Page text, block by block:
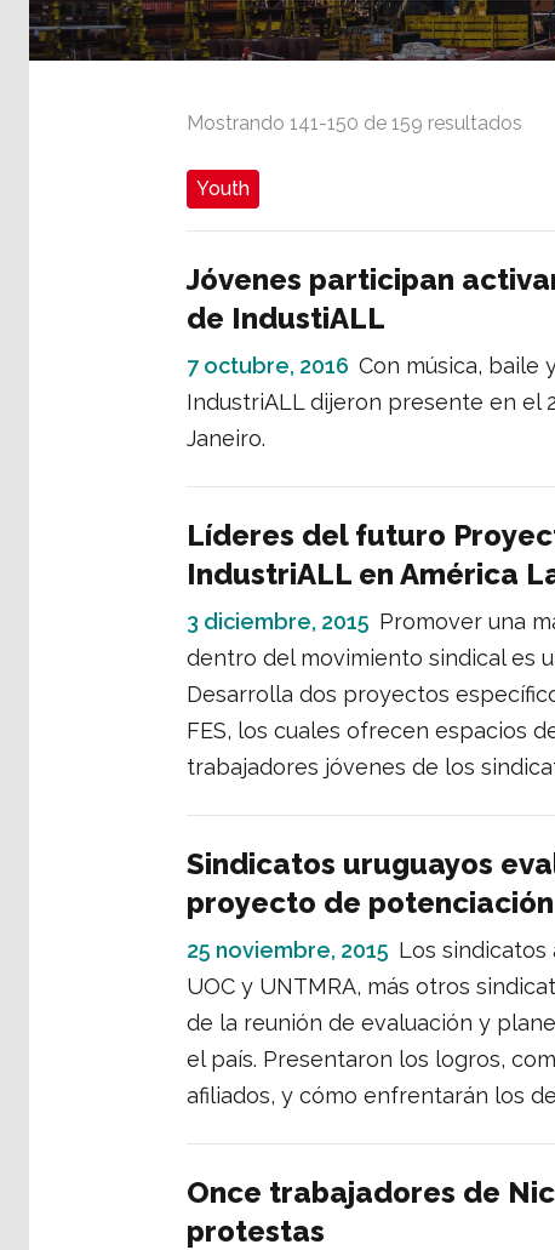
Mostrando 141-150 de 159 resultados
Youth
Jóvenes participan
de IndustiALL
7 octubre, 2016 Con música, baile
IndustriALL dijeron presente en el
Janeiro.
Líderes del futuro
IndustriALL en América
3 diciembre, 2015 Promover una
dentro del movimiento sindical es
Desarrolla dos proyectos
FES, los cuales ofrecen espacios
trabajadores jóvenes de los
Sindicatos uruguayos
proyecto de
25 noviembre, 2015 Los sindicatos
UOC y UNTMRA, más otros
de la reunión de evaluación y
el país. Presentaron los logros,
afiliados, y cómo enfrentarán los
Once trabajadores de
protestas